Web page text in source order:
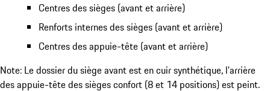
Centres des sièges (avant et arrière)
Renforts internes des sièges (avant et arrière)
Centres des appuie-tête (avant et arrière)
Note: Le dossier du siège avant est en cuir synthétique, l'arrière
des appuie-tête des sièges confort (8 et 14 positions) est peint.